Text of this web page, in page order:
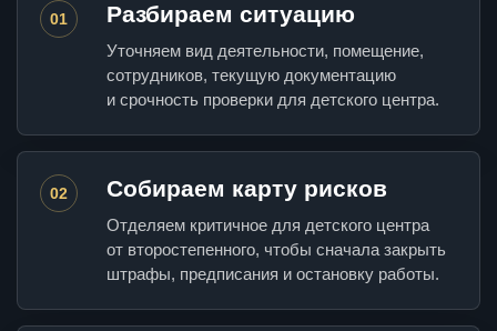
01 Разбираем ситуацию
Уточняем вид деятельности, помещение,
сотрудников, текущую документацию
и срочность проверки для детского центра.
02 Собираем карту рисков
Отделяем критичное для детского центра
от второстепенного, чтобы сначала закрыть
штрафы, предписания и остановку работы.